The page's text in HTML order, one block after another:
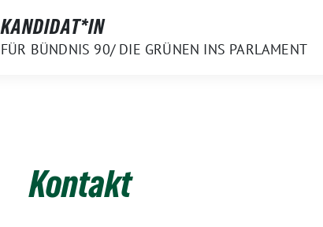
KANDIDAT*IN
FÜR BÜNDNIS 90/ DIE GRÜNEN INS PARLAMENT
Kontakt